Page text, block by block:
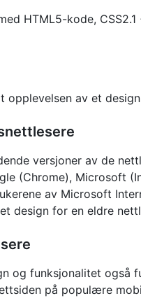
HTML5-kode,
opplevelsen av et
versjoner av de
(Chrome), Microsoft
av Microsoft
design for en eldre
og funksjonalitet også
på populære